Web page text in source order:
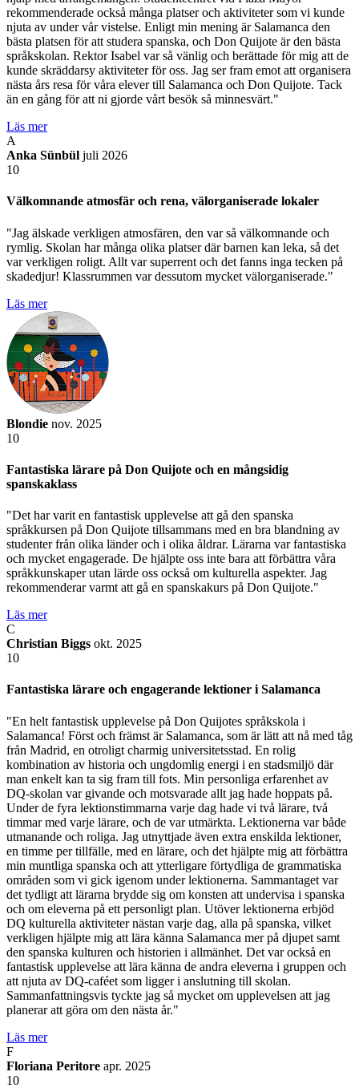
rekommenderade också många platser och aktiviteter som vi kunde
njuta av under vår vistelse. Enligt min mening är Salamanca den
bästa platsen för att studera spanska, och Don Quijote är den bästa
språkskolan. Rektor Isabel var så vänlig och berättade för mig att de
kunde skräddarsy aktiviteter för oss. Jag ser fram emot att organisera
nästa års resa för våra elever till Salamanca och Don Quijote. Tack
än en gång för att ni gjorde vårt besök så minnesvärt."
Läs mer
A
Anka Sünbül juli 2026
10
Välkomnande atmosfär och rena, välorganiserade lokaler
"Jag älskade verkligen atmosfären, den var så välkomnande och
rymlig. Skolan har många olika platser där barnen kan leka, så det
var verkligen roligt. Allt var superrent och det fanns inga tecken på
skadedjur! Klassrummen var dessutom mycket välorganiserade."
Läs mer
Blondie nov. 2025
10
Fantastiska lärare på Don Quijote och en mångsidig
spanskaklass
"Det har varit en fantastisk upplevelse att gå den spanska
språkkursen på Don Quijote tillsammans med en bra blandning av
studenter från olika länder och i olika åldrar. Lärarna var fantastiska
och mycket engagerade. De hjälpte oss inte bara att förbättra våra
språkkunskaper utan lärde oss också om kulturella aspekter. Jag
rekommenderar varmt att gå en spanskakurs på Don Quijote."
Läs mer
C
Christian Biggs okt. 2025
10
Fantastiska lärare och engagerande lektioner i Salamanca
"En helt fantastisk upplevelse på Don Quijotes språkskola i
Salamanca! Först och främst är Salamanca, som är lätt att nå med tåg
från Madrid, en otroligt charmig universitetsstad. En rolig
kombination av historia och ungdomlig energi i en stadsmiljö där
man enkelt kan ta sig fram till fots. Min personliga erfarenhet av
DQ-skolan var givande och motsvarade allt jag hade hoppats på.
Under de fyra lektionstimmarna varje dag hade vi två lärare, två
timmar med varje lärare, och de var utmärkta. Lektionerna var både
utmanande och roliga. Jag utnyttjade även extra enskilda lektioner,
en timme per tillfälle, med en lärare, och det hjälpte mig att förbättra
min muntliga spanska och att ytterligare förtydliga de grammatiska
områden som vi gick igenom under lektionerna. Sammantaget var
det tydligt att lärarna brydde sig om konsten att undervisa i spanska
och om eleverna på ett personligt plan. Utöver lektionerna erbjöd
DQ kulturella aktiviteter nästan varje dag, alla på spanska, vilket
verkligen hjälpte mig att lära känna Salamanca mer på djupet samt
den spanska kulturen och historien i allmänhet. Det var också en
fantastisk upplevelse att lära känna de andra eleverna i gruppen och
att njuta av DQ-caféet som ligger i anslutning till skolan.
Sammanfattningsvis tyckte jag så mycket om upplevelsen att jag
planerar att göra om den nästa år."
Läs mer
F
Floriana Peritore apr. 2025
10